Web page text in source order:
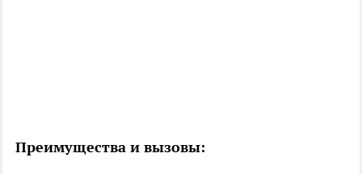
Преимущества и вызовы: